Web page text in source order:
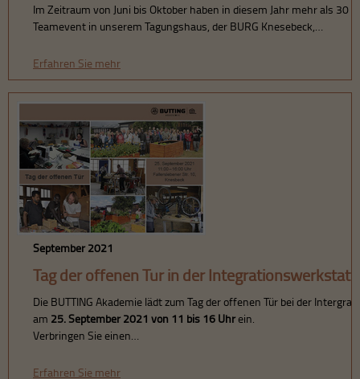
Im Zeitraum von Juni bis Oktober haben in diesem Jahr mehr als 30
Teamevent in unserem Tagungshaus, der BURG Knesebeck,…
Erfahren Sie mehr
September 2021
Tag der offenen Tür in der Integrationswerkstatt
Die BUTTING Akademie lädt zum Tag der offenen Tür bei der
am 25. September 2021 von 11 bis 16 Uhrein.
Verbringen Sie einen…
Erfahren Sie mehr